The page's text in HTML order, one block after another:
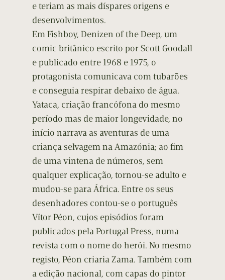
e teriam as mais díspares origens e
desenvolvimentos.
Em Fishboy, Denizen of the Deep, um
comic britânico escrito por Scott Goodall
e publicado entre 1968 e 1975, o
protagonista comunicava com tubarões
e conseguia respirar debaixo de água.
Yataca, criação francófona do mesmo
período mas de maior longevidade, no
início narrava as aventuras de uma
criança selvagem na Amazónia; ao fim
de uma vintena de números, sem
qualquer explicação, tornou-se adulto e
mudou-se para África. Entre os seus
desenhadores contou-se o português
Vítor Péon, cujos episódios foram
publicados pela Portugal Press, numa
revista com o nome do herói. No mesmo
registo, Péon criaria Zama. Também com
a edição nacional, com capas do pintor